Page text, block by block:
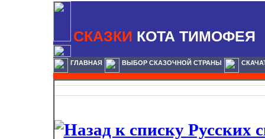
СКАЗКИ КОТА ТИМОФЕЯ
ГЛАВНАЯ ВЫБОР СКАЗОЧНОЙ СТРАНЫ